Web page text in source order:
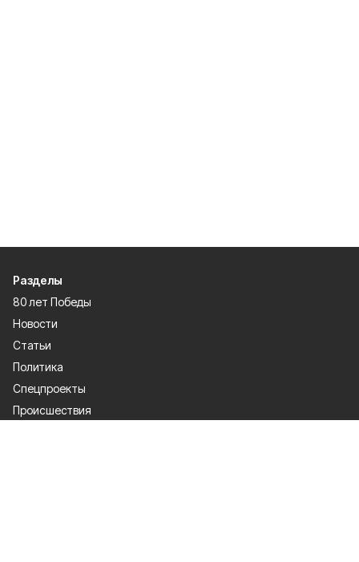
Разделы
80 лет Победы
Новости
Статьи
Политика
Спецпроекты
Происшествия